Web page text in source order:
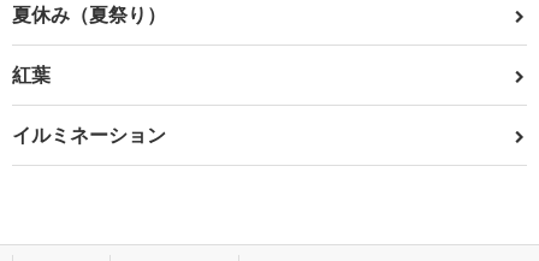
夏休み（夏祭り）
紅葉
イルミネーション